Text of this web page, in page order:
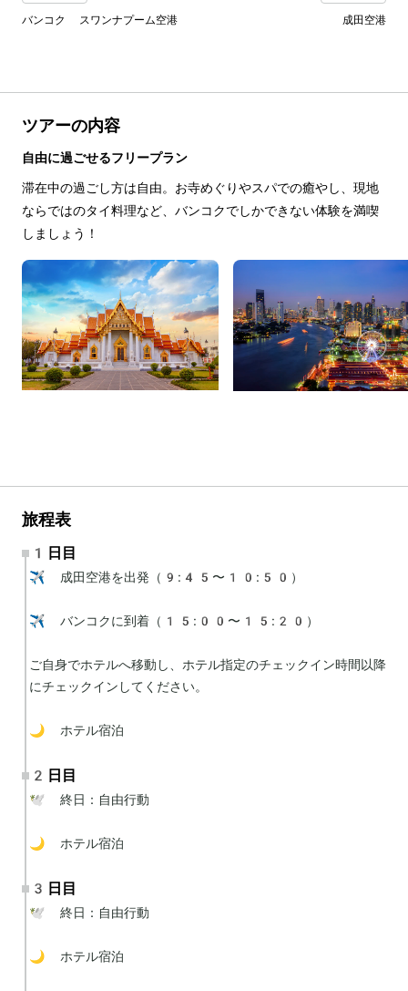
バンコク スワンナプーム空港 成田空港
ツアーの内容
自由に過ごせるフリープラン
滞在中の過ごし方は自由。お寺めぐりやスパでの癒やし、現地
ならではのタイ料理など、バンコクでしかできない体験を満喫
しましょう！
旅程表
1日目
✈️ 成田空港を出発（9:45〜10:50）
✈️ バンコクに到着（15:00〜15:20）
ご自身でホテルへ移動し、ホテル指定のチェックイン時間以降
にチェックインしてください。
🌙 ホテル宿泊
2日目
🕊 終日：自由行動
🌙 ホテル宿泊
3日目
🕊 終日：自由行動
🌙 ホテル宿泊